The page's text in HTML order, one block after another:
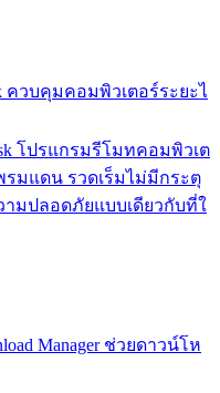
ควบคุมคอมพิวเตอร์ระยะไ
โปรแกรมรีโมทคอมพิวเต
มแดน รวดเร็มไม่มีกระตุ
มปลอดภัยแบบเดียวกับที่ใ
Manager ช่วยดาวน์โห